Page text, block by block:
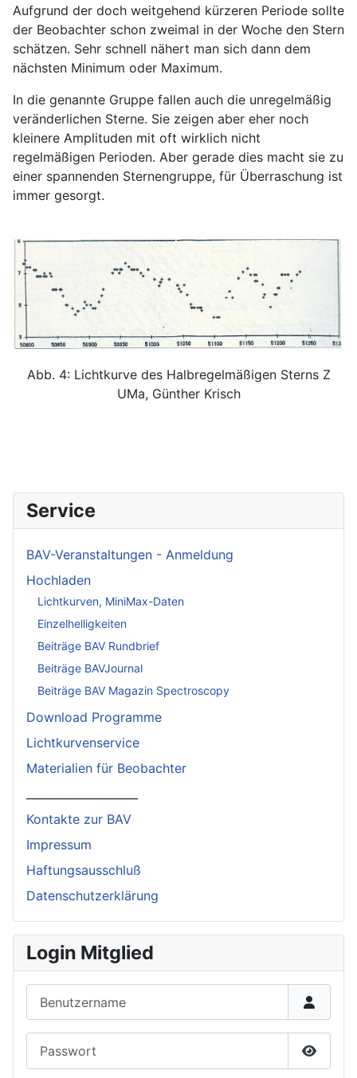
Aufgrund der doch weitgehend kürzeren Periode sollte
der Beobachter schon zweimal in der Woche den Stern
schätzen. Sehr schnell nähert man sich dann dem
nächsten Minimum oder Maximum.
In die genannte Gruppe fallen auch die unregelmäßig
veränderlichen Sterne. Sie zeigen aber eher noch
kleinere Amplituden mit oft wirklich nicht
regelmäßigen Perioden. Aber gerade dies macht sie zu
einer spannenden Sternengruppe, für Überraschung ist
immer gesorgt.
Abb. 4: Lichtkurve des Halbregelmäßigen Sterns Z
UMa, Günther Krisch
Service
BAV-Veranstaltungen - Anmeldung
Hochladen
Lichtkurven, MiniMax-Daten
Einzelhelligkeiten
Beiträge BAV Rundbrief
Beiträge BAVJournal
Beiträge BAV Magazin Spectroscopy
Download Programme
Lichtkurvenservice
Materialien für Beobachter
Kontakte zur BAV
Impressum
Haftungsausschluß
Datenschutzerklärung
Login Mitglied